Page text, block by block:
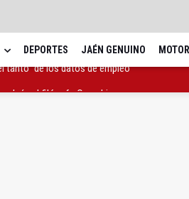
DEPORTES JAÉN GENUINO MOTOR